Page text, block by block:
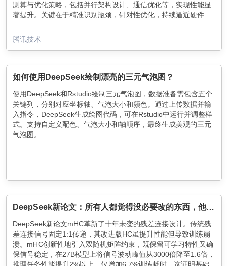
测算与优化策略，包括并行架构设计、通信优化等，实现性能显
著提升。关键在于精准识别瓶颈，针对性优化，持续逼近硬件极
腾讯技术
如何使用DeepSeek绘制漂亮的三元气泡图？
使用DeepSeek和Rstudio绘制三元气泡图，数据准备需包含五个
关键列，分别对应坐标轴、气泡大小和颜色。通过上传数据并输
入指令，DeepSeek生成绘图代码，可在Rstudio中运行并调整样
式。支持自定义配色、气泡大小和轴顺序，最终生成美观的三元
气泡图。
DeepSeek新论文：所有人都觉得没必要改的东西，他们改了
DeepSeek新论文mHC革新了十年未变的残差连接设计。传统残
差连接信号固定1:1传递，其改进版HC虽提升性能但导致训练崩
溃。mHC创新性地引入双随机矩阵约束，既保留可学习特性又确
保信号稳定，在27B模型上将信号波动峰值从3000倍降至1.6倍，
推理任务性能提升2%以上，仅增加6.7%训练耗时。这证明基础